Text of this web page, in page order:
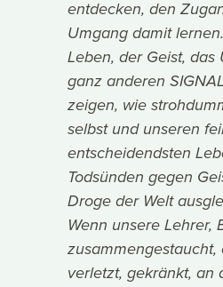
entdecken, den
Umgang damit
Leben, der Geist,
ganz anderen
zeigen, wie
selbst und unseren
entscheidendsten
Todsünden gegen
Droge der Welt
Wenn unsere Lehrer,
verletzt, gekränkt, an